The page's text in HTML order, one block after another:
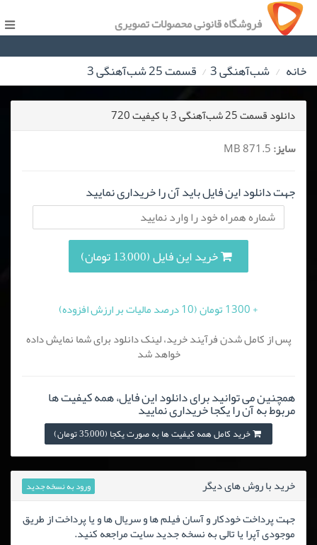
فروشگاه قانونی محصولات تصویری
خانه شب‌آهنگی 3 قسمت 25 شب‌آهنگی 3
دانلود قسمت 25 شب‌آهنگی 3 با کیفیت 720
سایز:
جهت دانلود این فایل باید آن را خریداری نمایید
خرید این فایل (13,000 تومان)
+ 1300 تومان (10 درصد مالیات بر ارزش افزوده)
پس از کامل شدن فرآیند خرید، لینک دانلود برای شما نمایش داده
خواهد شد
همچنین می توانید برای دانلود این فایل، همه کیفیت ها
مربوط به آن را یکجا خریداری نمایید
خرید کامل همه کیفیت ها به صورت یکجا (35,000 تومان)
خرید با روش های دیگر ورود به نسخه جدید
جهت پرداخت خودکار و آسان فیلم ها و سریال ها و یا پرداخت از طریق
موجودی آپرا یا تالی به نسخه جدید سایت مراجعه کنید.